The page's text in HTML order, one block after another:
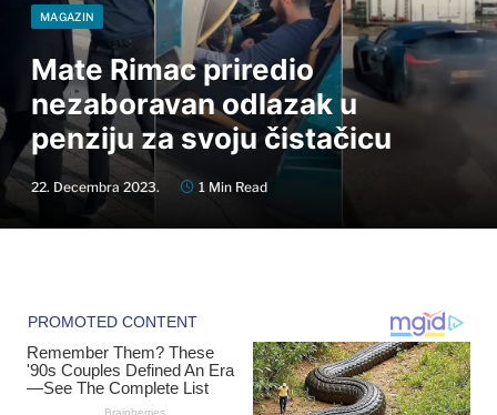
MAGAZIN
Mate Rimac priredio
nezaboravan odlazak u
penziju za svoju čistačicu
22. Decembra 2023. 1 Min Read